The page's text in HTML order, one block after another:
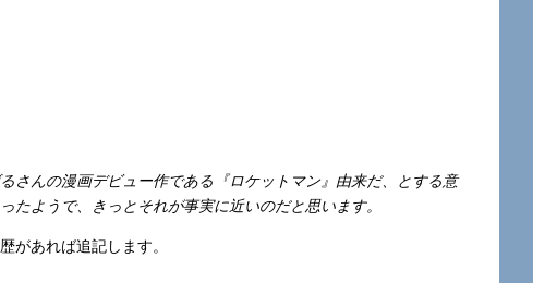
さんの漫画デビュー作である『ロケットマン』由来だ、とする意
たようで、きっとそれが事実に近いのだと思います。
があれば追記します。